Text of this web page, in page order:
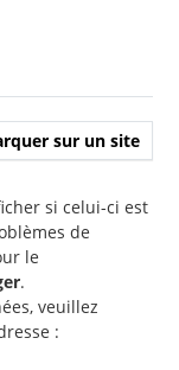
sur un site
si celui-ci est
de
le
.
veuillez
: